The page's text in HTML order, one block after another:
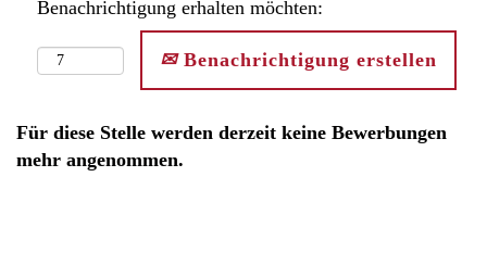
Benachrichtigung erhalten möchten:
Benachrichtigung erstellen
Für diese Stelle werden derzeit keine Bewerbungen
mehr angenommen.